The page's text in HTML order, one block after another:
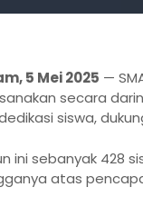
5 Mei 2025 —
secara
siswa,
ini sebanyak 428
atas